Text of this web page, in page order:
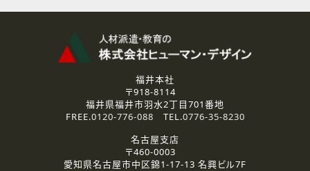
資料送付、受講相談に関するご連絡のために利用いたしま
その他、お問い合わせの内容に回答するために利用いたし
なお、ご連絡手段は、電話・Ｅメールのいずれかの方法とい
2.個人情報の第三者提供
ご提供いただいた個人情報は、法令等の規定に従う場合を除き、
3.個人情報の取り扱いの委託
弊社の定める個人情報保護の評価基準を満たした委託先に、個
福井本社
〒918-8114
福井県福井市羽水2丁目701番地
FREE.0120-776-088 TEL.0776-35-8230
名古屋支店
〒460-0003
愛知県名古屋市中区錦1-17-13 名興ビル7F